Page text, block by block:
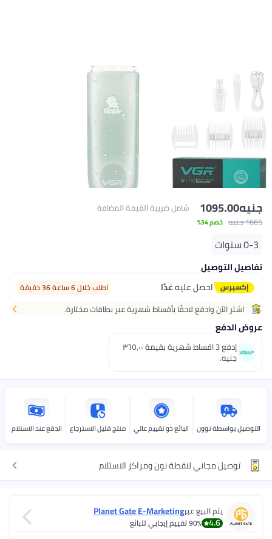
جنيه1095.00
1665 جنيه خصم 34%
شامل ضريبة القيمة المضافة
0-3 سنوات
تفاصيل التوصيل
احصل عليهغدًا اطلب خلال 6 ساعة 36 دقيقة
اشتر الآن وادفع لاحقًا بأقساط شهرية عبر بطاقات مختارة.
عروض الدفع
إدفع 3 اقساط شهرية بقيمة ٣٦٥٫٠٠
جنيه.
التوصيل بواسطة نوون البائع ذو تقييم عالي منتج قليل الاسترجاع الدفع عند الاستلام
توصيل مجاني لنقطة نون ومراكز الاستلام
يتم البيع عبرPlanet Gate E-Marketing
4.6
90%تقييم إيجابي للبائع